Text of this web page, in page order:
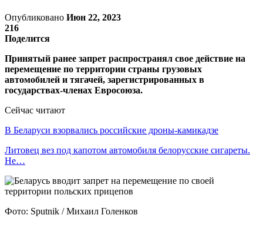
Опубликовано Июн 22, 2023
216
Поделится
Принятый ранее запрет распространял свое действие на
перемещение по территории страны грузовых
автомобилей и тягачей, зарегистрированных в
государствах-членах Евросоюза.
Сейчас читают
В Беларуси взорвались российские дроны-камикадзе
Литовец вез под капотом автомобиля белорусские сигареты.
Не…
Фото: Sputnik / Михаил Голенков